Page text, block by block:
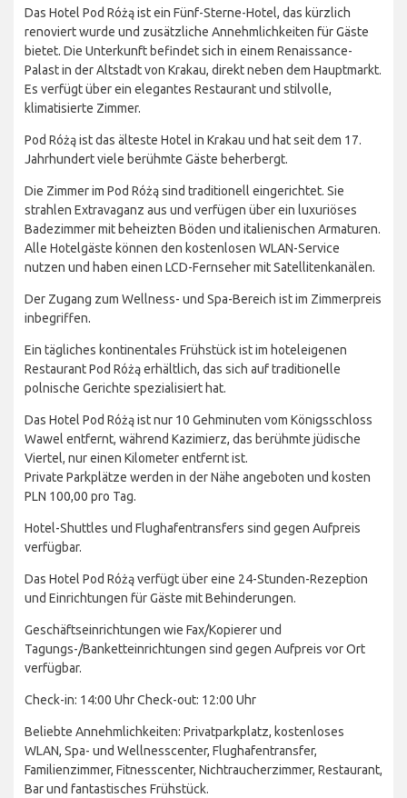
Das Hotel Pod Różą ist ein Fünf-Sterne-Hotel, das kürzlich
renoviert wurde und zusätzliche Annehmlichkeiten für Gäste
bietet. Die Unterkunft befindet sich in einem Renaissance-
Palast in der Altstadt von Krakau, direkt neben dem Hauptmarkt.
Es verfügt über ein elegantes Restaurant und stilvolle,
klimatisierte Zimmer.
Pod Różą ist das älteste Hotel in Krakau und hat seit dem 17.
Jahrhundert viele berühmte Gäste beherbergt.
Die Zimmer im Pod Różą sind traditionell eingerichtet. Sie
strahlen Extravaganz aus und verfügen über ein luxuriöses
Badezimmer mit beheizten Böden und italienischen Armaturen.
Alle Hotelgäste können den kostenlosen WLAN-Service
nutzen und haben einen LCD-Fernseher mit Satellitenkanälen.
Der Zugang zum Wellness- und Spa-Bereich ist im Zimmerpreis
inbegriffen.
Ein tägliches kontinentales Frühstück ist im hoteleigenen
Restaurant Pod Różą erhältlich, das sich auf traditionelle
polnische Gerichte spezialisiert hat.
Das Hotel Pod Różą ist nur 10 Gehminuten vom Königsschloss
Wawel entfernt, während Kazimierz, das berühmte jüdische
Viertel, nur einen Kilometer entfernt ist.
Private Parkplätze werden in der Nähe angeboten und kosten
PLN 100,00 pro Tag.
Hotel-Shuttles und Flughafentransfers sind gegen Aufpreis
verfügbar.
Das Hotel Pod Różą verfügt über eine 24-Stunden-Rezeption
und Einrichtungen für Gäste mit Behinderungen.
Geschäftseinrichtungen wie Fax/Kopierer und
Tagungs-/Banketteinrichtungen sind gegen Aufpreis vor Ort
verfügbar.
Check-in: 14:00 Uhr Check-out: 12:00 Uhr
Beliebte Annehmlichkeiten: Privatparkplatz, kostenloses
WLAN, Spa- und Wellnesscenter, Flughafentransfer,
Familienzimmer, Fitnesscenter, Nichtraucherzimmer, Restaurant,
Bar und fantastisches Frühstück.